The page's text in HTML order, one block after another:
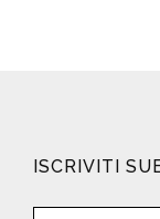
ISCRIVITI